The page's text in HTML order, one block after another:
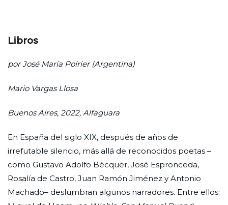
Libros
por José María Poirier (Argentina)
Mario Vargas Llosa
Buenos Aires, 2022, Alfaguara
En España del siglo XIX, después de años de
irrefutable silencio, más allá de reconocidos poetas –
como Gustavo Adolfo Bécquer, José Espronceda,
Rosalía de Castro, Juan Ramón Jiménez y Antonio
Machado– deslumbran algunos narradores. Entre ellos: